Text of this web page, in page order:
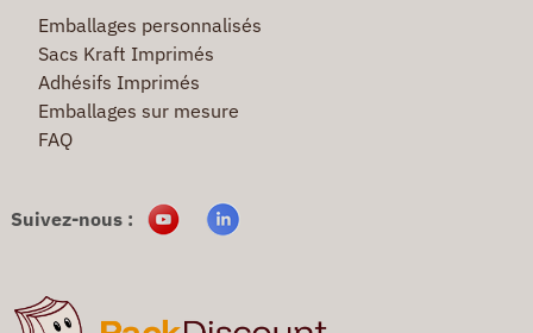
Emballages personnalisés
Sacs Kraft Imprimés
Adhésifs Imprimés
Emballages sur mesure
FAQ
Suivez-nous :